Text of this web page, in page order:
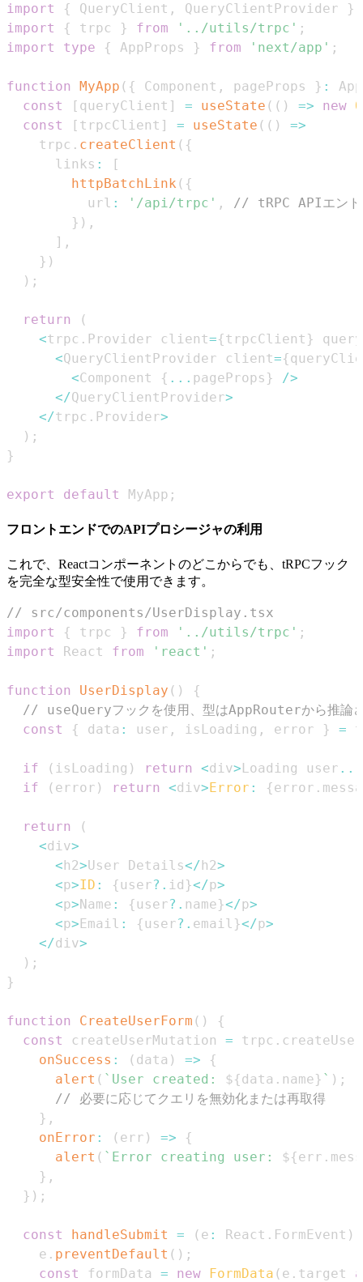
import
{ QueryClient , QueryClientProvider
}
import
{ trpc } from '../utils/trpc' ;
import
type { AppProps } from 'next/app' ;
function MyApp ( { Component , pageProps } :
const
[ queryClient ] = useState ( ( ) => new
const
[ trpcClient ] = useState ( ( )
=>
    trpc
. createClient ( {
      links
:
[
httpBatchLink ( {
          url
: '/api/trpc' ,
// tRPC APIエンド
} ) ,
] ,
} )
) ;
return
(
<trpc . Provider client={trpcClient }
<QueryClientProvider client={
<Component { ... pageProps } />
</QueryClientProvider>
</trpc . Provider>
) ;
}
export default MyApp ;
フロントエンドでのAPIプロシージャの利用
これで、Reactコンポーネントのどこからでも、tRPCフック
を完全な型安全性で使用できます。
// src/components/UserDisplay.tsx
import
{ trpc } from '../utils/trpc' ;
import
React from 'react' ;
function UserDisplay ( )
{
// useQueryフックを使用、型はAppRouterから推論
const
{ data : user , isLoading , error } =
if ( isLoading ) return <div>Loading user ...
if
( error ) return <div>Error : {error .
return
(
<div>
<h2>User Details</h2>
<p>ID : {user?. id }</p>
<p>Name : {user?. name}</p>
<p>Email : {user?. email }</p>
</div>
) ;
}
function CreateUserForm ( )
{
const
createUserMutation = trpc . createUser
onSuccess : ( data ) =>
{
alert ( ` User created: ${data . name} ` ) ;
// 必要に応じてクエリを無効化または再取得
} ,
onError : ( err ) =>
{
alert ( ` Error creating user: ${err .
} ,
} ) ;
const handleSubmit = ( e : React . FormEvent )
    e
. preventDefault ( ) ;
const
formData = new FormData ( e . target